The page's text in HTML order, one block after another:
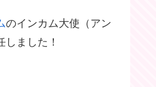
のインカム大使（アン
ました！